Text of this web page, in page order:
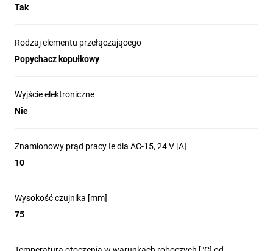
Tak
Rodzaj elementu przełączającego
Popychacz kopułkowy
Wyjście elektroniczne
Nie
Znamionowy prąd pracy Ie dla AC-15, 24 V [A]
10
Wysokość czujnika [mm]
75